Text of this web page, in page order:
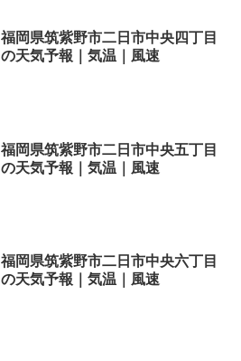
福岡県筑紫野市二日市中央四丁目
の天気予報｜気温｜風速
福岡県筑紫野市二日市中央五丁目
の天気予報｜気温｜風速
福岡県筑紫野市二日市中央六丁目
の天気予報｜気温｜風速